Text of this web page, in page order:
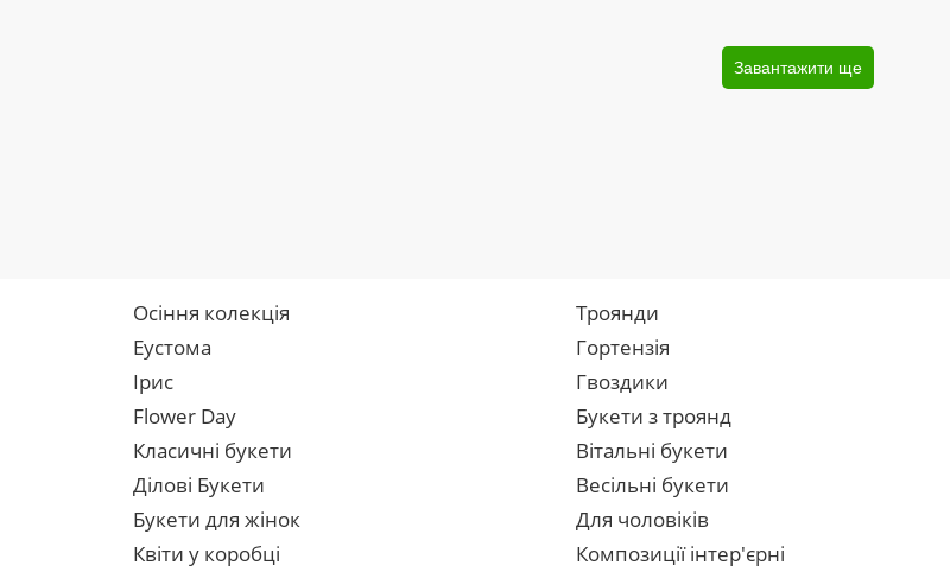
Завантажити ще
Осіння колекція Троянди
Еустома
Гортензія
Ірис
Гвоздики
Flower Day
Букети з троянд
Класичні букети
Вітальні букети
Ділові Букети
Весільні букети
Букети для жінок
Для чоловіків
Квіти у коробці
Композиції інтер'єрні